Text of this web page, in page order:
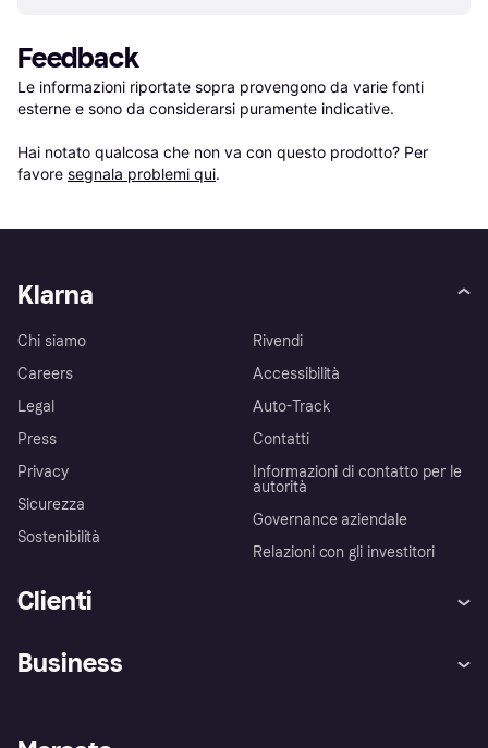
Feedback
Le informazioni riportate sopra provengono da varie fonti
esterne e sono da considerarsi puramente indicative.
Hai notato qualcosa che non va con questo prodotto? Per
favore segnala problemi qui.
Klarna
Chi siamo
Careers
Legal
Press
Privacy
Sicurezza
Sostenibilità
Rivendi
Accessibilità
Auto-Track
Contatti
Informazioni di contatto per le
autorità
Governance aziendale
Relazioni con gli investitori
Clienti
Business
Accesso aziende